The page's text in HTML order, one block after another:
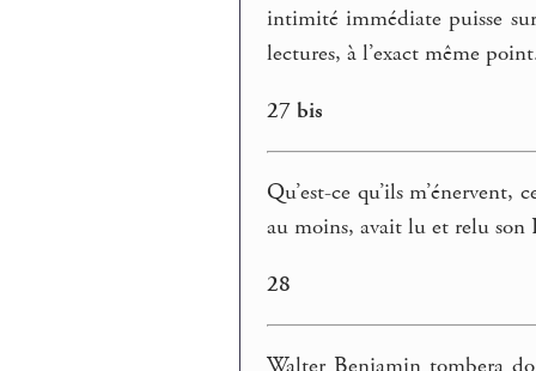
intimité immédiate puisse
lectures, à l’exact même
27 bis
Qu’est-ce qu’ils
au moins, avait lu et relu son
28